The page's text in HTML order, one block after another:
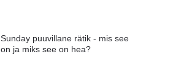
Sunday puuvillane rätik - mis see
on ja miks see on hea?